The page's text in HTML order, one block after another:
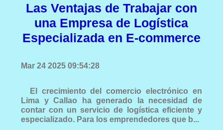
Las Ventajas de Trabajar con
una Empresa de Logística
Especializada en E-commerce
Mar 24 2025 09:54:28
El crecimiento del comercio electrónico en
Lima y Callao ha generado la necesidad de
contar con un servicio de logística eficiente y
especializado. Para los emprendedores que b...